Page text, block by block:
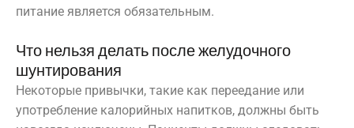
питание является обязательным.
Что нельзя делать после желудочного
шунтирования
Некоторые привычки, такие как переедание или
употребление калорийных напитков, должны быть